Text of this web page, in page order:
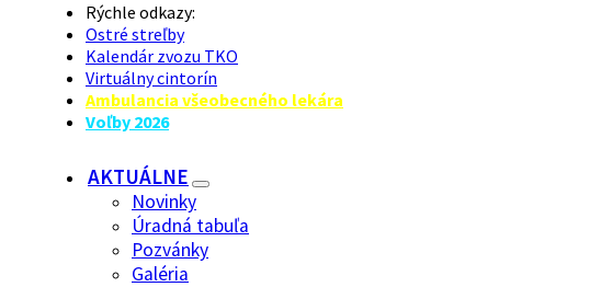
Rýchle odkazy:
Ostré streľby
Kalendár zvozu TKO
Virtuálny cintorín
Ambulancia všeobecného lekára
Voľby 2026
AKTUÁLNE
Novinky
Úradná tabuľa
Pozvánky
Galéria